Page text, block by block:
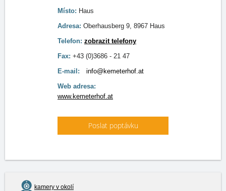
Místo: Haus
Adresa: Oberhausberg 9, 8967 Haus
Telefon: zobrazit telefony
Fax: +43 (0)3686 - 21 47
E-mail:
info@kemeterhof.at
Web adresa:
www.kemeterhof.at
Poslat poptávku
kamery v okolí